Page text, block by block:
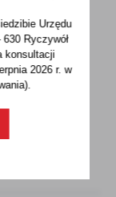
15-lecia
Urzędu
Ryczywół
konsultacji
2026 r. w